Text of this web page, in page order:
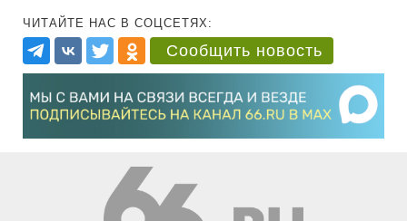
ЧИТАЙТЕ НАС В СОЦСЕТЯХ:
Сообщить новость